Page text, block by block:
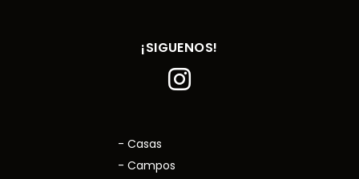
¡SIGUENOS!
- Casas
- Campos